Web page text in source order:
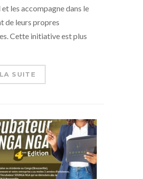
les accompagne dans le
de leurs propres
Cette initiative est plus
SUITE